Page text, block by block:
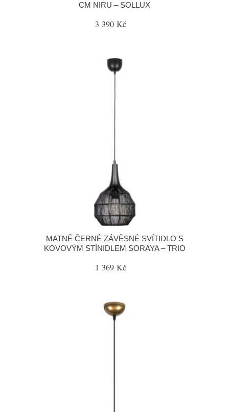
CM NIRU – SOLLUX
3 390 Kč
MATNĚ ČERNÉ ZÁVĚSNÉ SVÍTIDLO S
KOVOVÝM STÍNIDLEM SORAYA – TRIO
1 369 Kč